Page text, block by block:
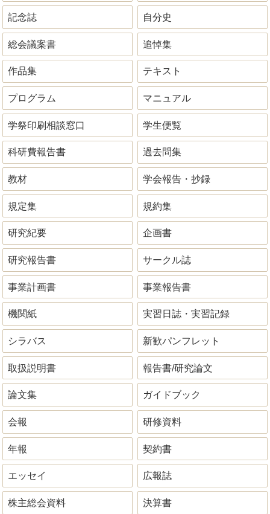
記念誌 自分史
総会議案書 追悼集
作品集 テキスト
プログラム マニュアル
学祭印刷相談窓口 学生便覧
科研費報告書 過去問集
教材 学会報告・抄録
規定集 規約集
研究紀要 企画書
研究報告書 サークル誌
事業計画書 事業報告書
機関紙 実習日誌・実習記録
シラバス 新歓パンフレット
取扱説明書 報告書/研究論文
論文集 ガイドブック
会報 研修資料
年報 契約書
エッセイ 広報誌
株主総会資料 決算書